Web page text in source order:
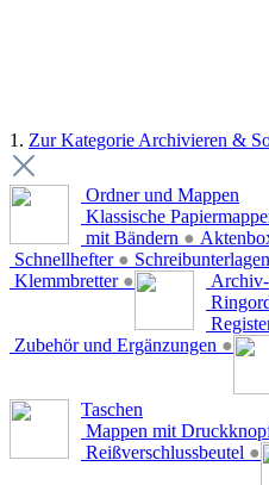
1. Zur Kategorie Archivieren &
Ordner und Mappen
Klassische
mit Bändern ●
Schnellhefter ● Schreibunterlagen
Klemmbretter ●
Zubehör und Ergänzungen ●
Taschen
Mappen mit
Reißverschlussbeutel ●